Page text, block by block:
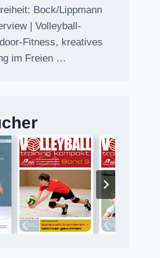
Bock/Lippmann
| Volleyball-
Fitness, kreatives
im Freien …